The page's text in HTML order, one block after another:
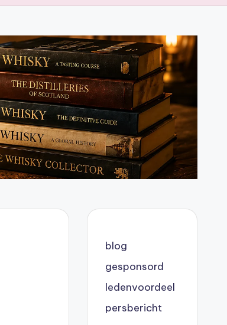
blog
gesponsord
ledenvoordeel
persbericht